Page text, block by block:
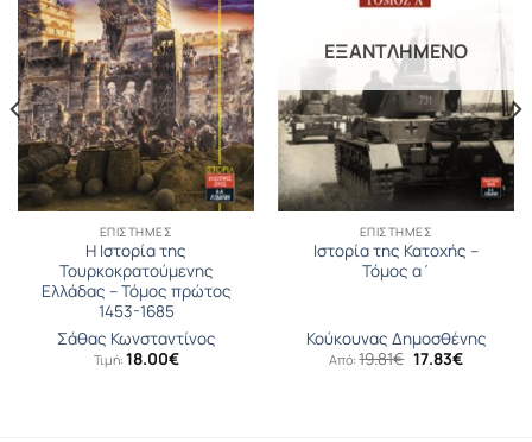
ΕΠΙΣΤΉΜΕΣ
Η Ιστορία της
Τουρκοκρατούμενης
Ελλάδας – Τόμος πρώτος
1453-1685
Σάθας Κωνσταντίνος
Τιμή: 18.00€
ΕΞΑΝΤΛΗΜΈΝΟ
ΕΠΙΣΤΉΜΕΣ
Ιστορία της Κατοχής –
Τόμος α΄
Κούκουνας Δημοσθένης
Από:19.81€ Original
price
17.83€Η